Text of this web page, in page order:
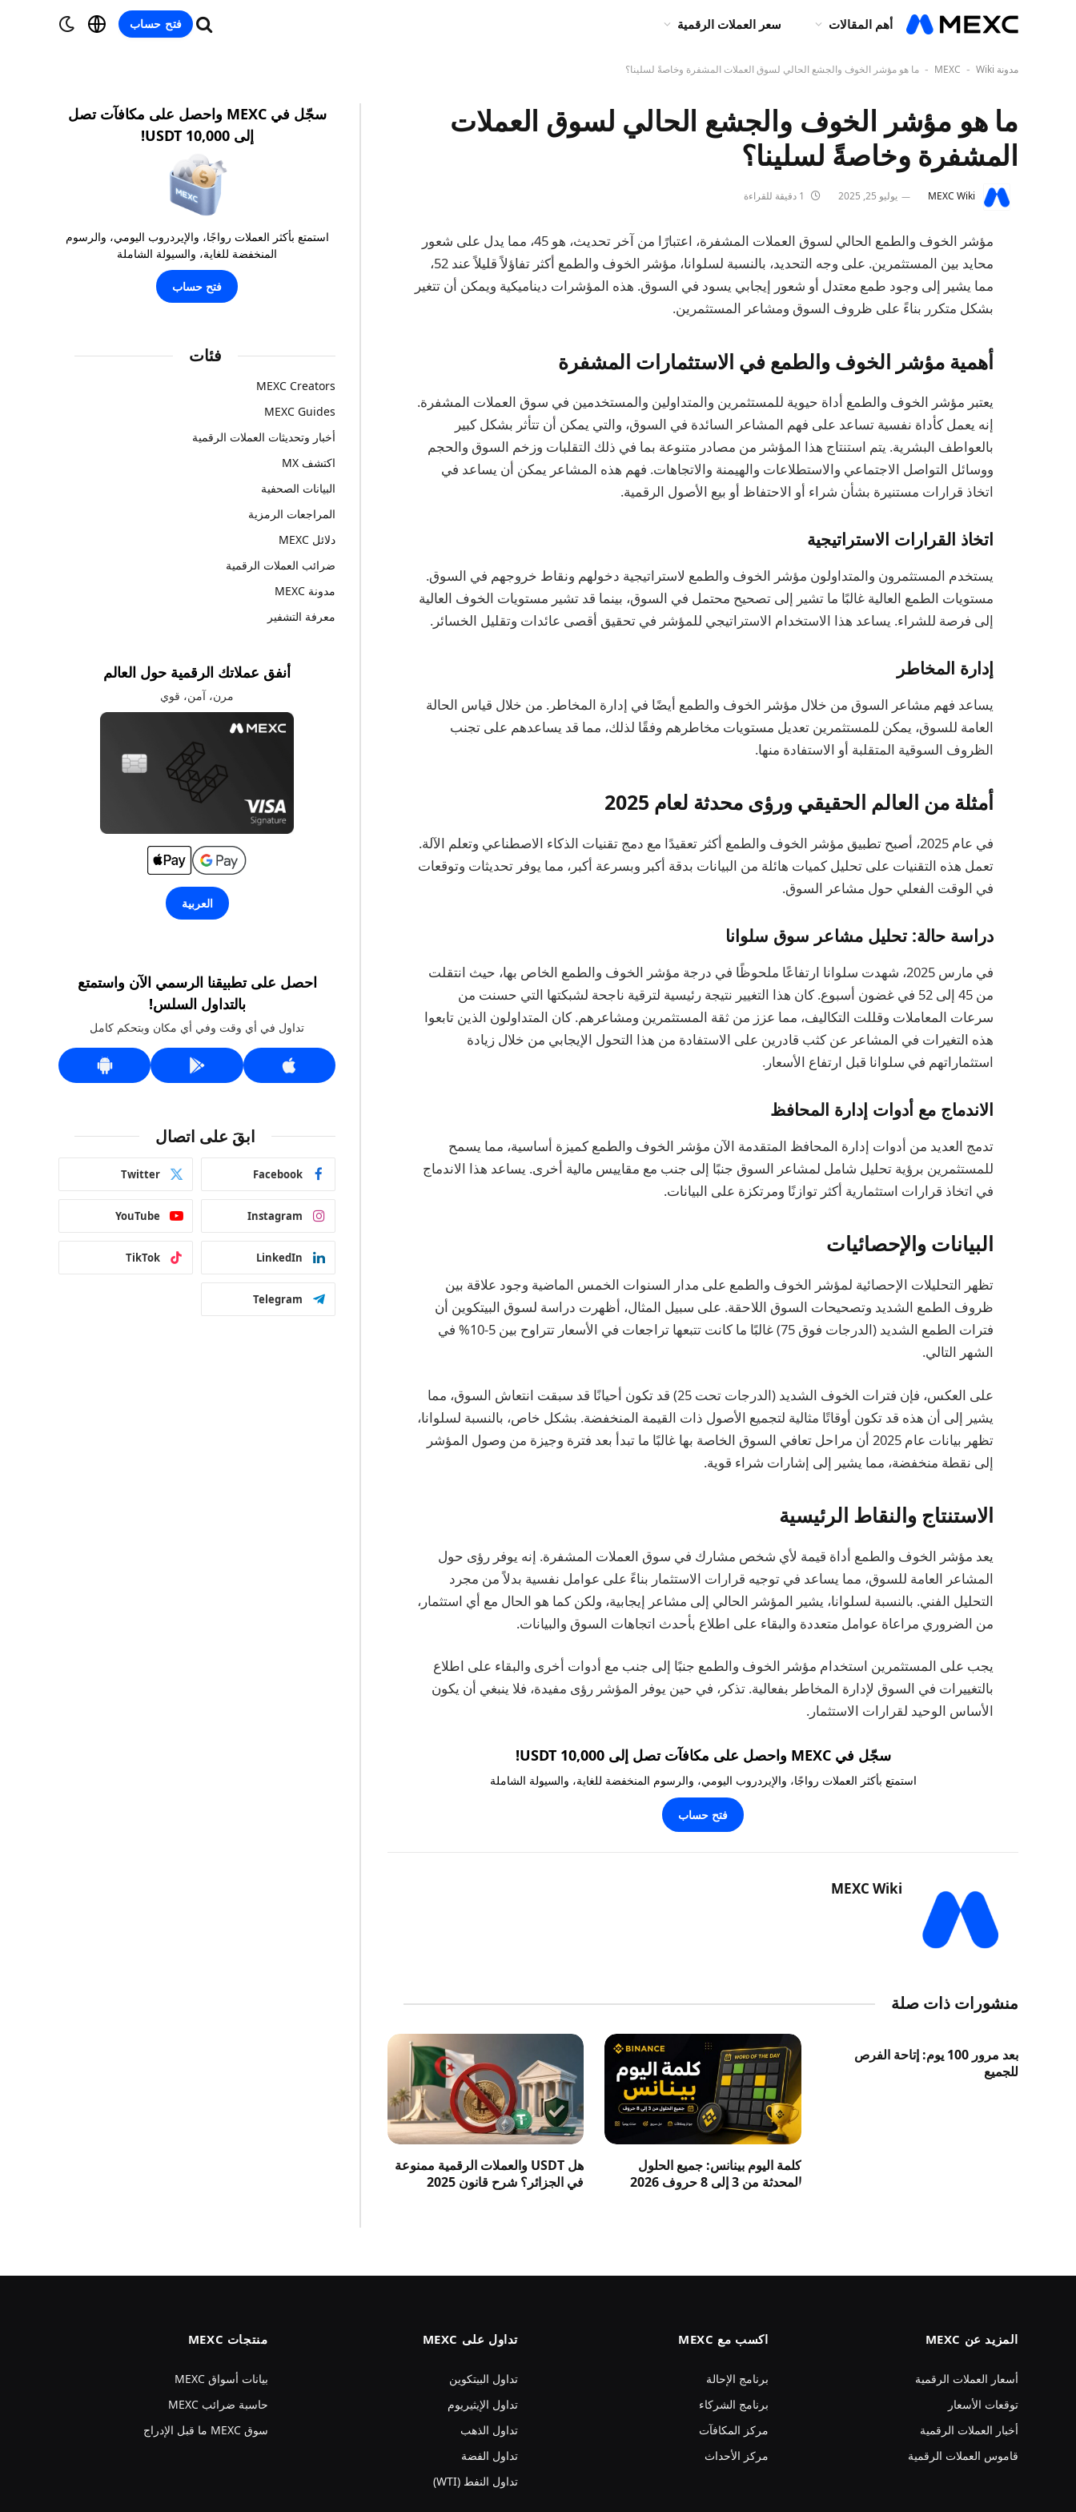
أهم المقالات سعر العملات الرقمية فتح حساب
مدونة MEXC - Wiki
- ما هو مؤشر الخوف والجشع الحالي لسوق العملات المشفرة وخاصةً لسلينا؟
ما هو مؤشر الخوف والجشع الحالي لسوق العملات
المشفرة وخاصةً لسلينا؟
MEXC Wiki يوليو 25, 2025
مؤشر الخوف والطمع الحالي لسوق العملات المشفرة، اعتبارًا من آخر تحديث، هو 45، مما يدل على شعور
محايد بين المستثمرين. على وجه التحديد، بالنسبة لسلوانا، مؤشر الخوف والطمع أكثر تفاؤلاً قليلاً عند 52،
مما يشير إلى وجود طمع معتدل أو شعور إيجابي يسود في السوق. هذه المؤشرات ديناميكية ويمكن أن تتغير
بشكل متكرر بناءً على ظروف السوق ومشاعر المستثمرين.
أهمية مؤشر الخوف والطمع في الاستثمارات المشفرة
يعتبر مؤشر الخوف والطمع أداة حيوية للمستثمرين والمتداولين والمستخدمين في سوق العملات المشفرة.
إنه يعمل كأداة نفسية تساعد على فهم المشاعر السائدة في السوق، والتي يمكن أن تتأثر بشكل كبير
بالعواطف البشرية. يتم استنتاج هذا المؤشر من مصادر متنوعة بما في ذلك التقلبات وزخم السوق والحجم
ووسائل التواصل الاجتماعي والاستطلاعات والهيمنة والاتجاهات. فهم هذه المشاعر يمكن أن يساعد في
اتخاذ قرارات مستنيرة بشأن شراء أو الاحتفاظ أو بيع الأصول الرقمية.
اتخاذ القرارات الاستراتيجية
يستخدم المستثمرون والمتداولون مؤشر الخوف والطمع لاستراتيجية دخولهم ونقاط خروجهم في السوق.
مستويات الطمع العالية غالبًا ما تشير إلى تصحيح محتمل في السوق، بينما قد تشير مستويات الخوف العالية
إلى فرصة للشراء. يساعد هذا الاستخدام الاستراتيجي للمؤشر في تحقيق أقصى عائدات وتقليل الخسائر.
إدارة المخاطر
يساعد فهم مشاعر السوق من خلال مؤشر الخوف والطمع أيضًا في إدارة المخاطر. من خلال قياس الحالة
العامة للسوق، يمكن للمستثمرين تعديل مستويات مخاطرهم وفقًا لذلك، مما قد يساعدهم على تجنب
الظروف السوقية المتقلبة أو الاستفادة منها.
أمثلة من العالم الحقيقي ورؤى محدثة لعام 2025
في عام 2025، أصبح تطبيق مؤشر الخوف والطمع أكثر تعقيدًا مع دمج تقنيات الذكاء الاصطناعي وتعلم الآلة.
تعمل هذه التقنيات على تحليل كميات هائلة من البيانات بدقة أكبر وبسرعة أكبر، مما يوفر تحديثات وتوقعات
في الوقت الفعلي حول مشاعر السوق.
دراسة حالة: تحليل مشاعر سوق سلوانا
في مارس 2025، شهدت سلوانا ارتفاعًا ملحوظًا في درجة مؤشر الخوف والطمع الخاص بها، حيث انتقلت
من 45 إلى 52 في غضون أسبوع. كان هذا التغيير نتيجة رئيسية لترقية ناجحة لشبكتها التي حسنت من
سرعات المعاملات وقللت التكاليف، مما عزز من ثقة المستثمرين ومشاعرهم. كان المتداولون الذين تابعوا
هذه التغيرات في المشاعر عن كثب قادرين على الاستفادة من هذا التحول الإيجابي من خلال زيادة
استثماراتهم في سلوانا قبل ارتفاع الأسعار.
الاندماج مع أدوات إدارة المحافظ
تدمج العديد من أدوات إدارة المحافظ المتقدمة الآن مؤشر الخوف والطمع كميزة أساسية، مما يسمح
للمستثمرين برؤية تحليل شامل لمشاعر السوق جنبًا إلى جنب مع مقاييس مالية أخرى. يساعد هذا الاندماج
في اتخاذ قرارات استثمارية أكثر توازنًا ومرتكزة على البيانات.
البيانات والإحصائيات
تظهر التحليلات الإحصائية لمؤشر الخوف والطمع على مدار السنوات الخمس الماضية وجود علاقة بين
ظروف الطمع الشديد وتصحيحات السوق اللاحقة. على سبيل المثال، أظهرت دراسة لسوق البيتكوين أن
فترات الطمع الشديد (الدرجات فوق 75) غالبًا ما كانت تتبعها تراجعات في الأسعار تتراوح بين 5-10% في
الشهر التالي.
على العكس، فإن فترات الخوف الشديد (الدرجات تحت 25) قد تكون أحيانًا قد سبقت انتعاش السوق، مما
يشير إلى أن هذه قد تكون أوقاتًا مثالية لتجميع الأصول ذات القيمة المنخفضة. بشكل خاص، بالنسبة لسلوانا،
تظهر بيانات عام 2025 أن مراحل تعافي السوق الخاصة بها غالبًا ما تبدأ بعد فترة وجيزة من وصول المؤشر
إلى نقطة منخفضة، مما يشير إلى إشارات شراء قوية.
الاستنتاج والنقاط الرئيسية
يعد مؤشر الخوف والطمع أداة قيمة لأي شخص مشارك في سوق العملات المشفرة. إنه يوفر رؤى حول
المشاعر العامة للسوق، مما يساعد في توجيه قرارات الاستثمار بناءً على عوامل نفسية بدلاً من مجرد
التحليل الفني. بالنسبة لسلوانا، يشير المؤشر الحالي إلى مشاعر إيجابية، ولكن كما هو الحال مع أي استثمار،
من الضروري مراعاة عوامل متعددة والبقاء على اطلاع بأحدث اتجاهات السوق والبيانات.
يجب على المستثمرين استخدام مؤشر الخوف والطمع جنبًا إلى جنب مع أدوات أخرى والبقاء على اطلاع
بالتغييرات في السوق لإدارة المخاطر بفعالية. تذكر، في حين يوفر المؤشر رؤى مفيدة، فلا ينبغي أن يكون
الأساس الوحيد لقرارات الاستثمار.
سجّل في MEXC واحصل على مكافآت تصل إلى 10,000 USDT!
استمتع بأكثر العملات رواجًا، والإيردروب اليومي، والرسوم المنخفضة للغاية، والسيولة الشاملة
فتح حساب
MEXC Wiki
منشورات ذات صلة
بعد مرور 100 يوم: إتاحة الفرص
للجميع
كلمة اليوم بينانس: جميع الحلول
المحدثة من 3 إلى 8 حروف 2026
هل USDT والعملات الرقمية ممنوعة
في الجزائر؟ شرح قانون 2025
سجّل في MEXC واحصل على مكافآت تصل
إلى 10,000 USDT!
استمتع بأكثر العملات رواجًا، والإيردروب اليومي، والرسوم
المنخفضة للغاية، والسيولة الشاملة
فتح حساب
فئات
MEXC Creators
MEXC Guides
أخبار وتحديثات العملات الرقمية
اكتشف MX
البيانات الصحفية
المراجعات الرمزية
دلائل MEXC
ضرائب العملات الرقمية
مدونة MEXC
معرفة التشفير
أنفق عملاتك الرقمية حول العالم
مرن، آمن، قوي
العربية
احصل على تطبيقنا الرسمي الآن واستمتع
بالتداول السلس!
تداول في أي وقت وفي أي مكان وبتحكم كامل
ابقَ على اتصال
Facebook
Twitter
Instagram
YouTube
LinkedIn
TikTok
Telegram
المزيد عن MEXC
أسعار العملات الرقمية
توقعات الأسعار
أخبار العملات الرقمية
قاموس العملات الرقمية
اكسب مع MEXC
برنامج الإحالة
برنامج الشركاء
مركز المكافآت
مركز الأحداث
تداول على MEXC
تداول البيتكوين
تداول الإيثيريوم
تداول الذهب
تداول الفضة
تداول النفط (WTI)
منتجات MEXC
بيانات أسواق MEXC
حاسبة ضرائب MEXC
سوق MEXC ما قبل الإدراج